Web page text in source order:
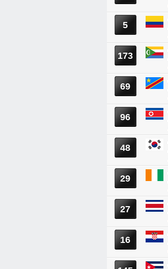
5
173
69
96
48
29
27
16